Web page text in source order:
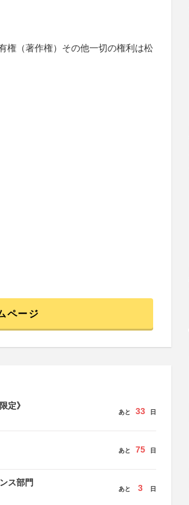
権（著作権）その他一切の権利は松
ページ
定》
あと 33 日
あと 75 日
ス部門
あと 3 日